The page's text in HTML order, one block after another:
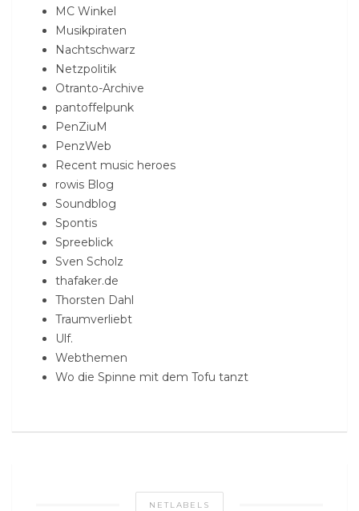
MC Winkel
Musikpiraten
Nachtschwarz
Netzpolitik
Otranto-Archive
pantoffelpunk
PenZiuM
PenzWeb
Recent music heroes
rowis Blog
Soundblog
Spontis
Spreeblick
Sven Scholz
thafaker.de
Thorsten Dahl
Traumverliebt
Ulf.
Webthemen
Wo die Spinne mit dem Tofu tanzt
NETLABELS